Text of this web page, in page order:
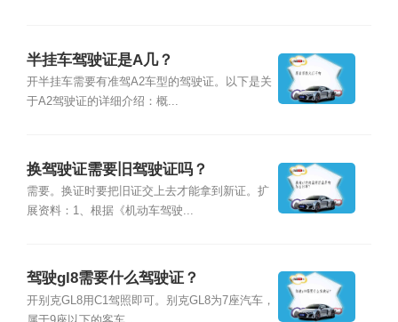
半挂车驾驶证是A几？
开半挂车需要有准驾A2车型的驾驶证。以下是关
于A2驾驶证的详细介绍：概...
换驾驶证需要旧驾驶证吗？
需要。换证时要把旧证交上去才能拿到新证。扩
展资料：1、根据《机动车驾驶...
驾驶gl8需要什么驾驶证？
开别克GL8用C1驾照即可。别克GL8为7座汽车，